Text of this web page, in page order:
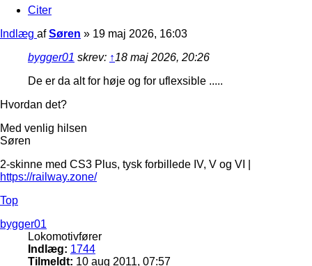
Citer
Indlæg afSøren » 19 maj 2026, 16:03
bygger01 skrev: ↑18 maj 2026, 20:26
De er da alt for høje og for uflexsible .....
Hvordan det?
Med venlig hilsen
Søren
2-skinne med CS3 Plus, tysk forbillede IV, V og VI |
https://railway.zone/
Top
bygger01
Lokomotivfører
Indlæg: 1744
Tilmeldt: 10 aug 2011, 07:57